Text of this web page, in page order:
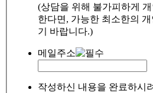
(상담을 위해 불가피하게
한다면, 가능한 최소한의
기 바랍니다.)
메일주소
작성하신 내용을 완료하시